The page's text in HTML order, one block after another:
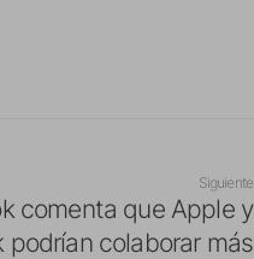
Siguiente
comenta que Apple y
podrían colaborar más